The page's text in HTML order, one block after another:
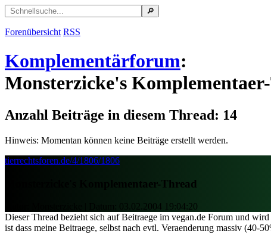
Forenübersicht RSS
Komplementärforum:
Monsterzicke's
Anzahl Beiträge in diesem Thread: 14
Hinweis: Momentan können keine Beiträge erstellt werden.
tierrechtsforen.de/4/1806/1806
Monsterzicke's Komplementaer-Thread
03.02.2004 19:04:20
Dieser Thread bezieht sich auf Beitraege im vegan.de Forum und
ist dass meine Beitraege, selbst nach evtl. Veraenderung massiv (40-